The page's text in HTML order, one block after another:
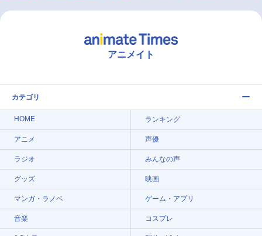
アニメイト
カテゴリ
HOME ランキング
アニメ 声優
ラジオ みんなの声
グッズ 映画
マンガ・ラノベ ゲーム・アプリ
音楽 コスプレ